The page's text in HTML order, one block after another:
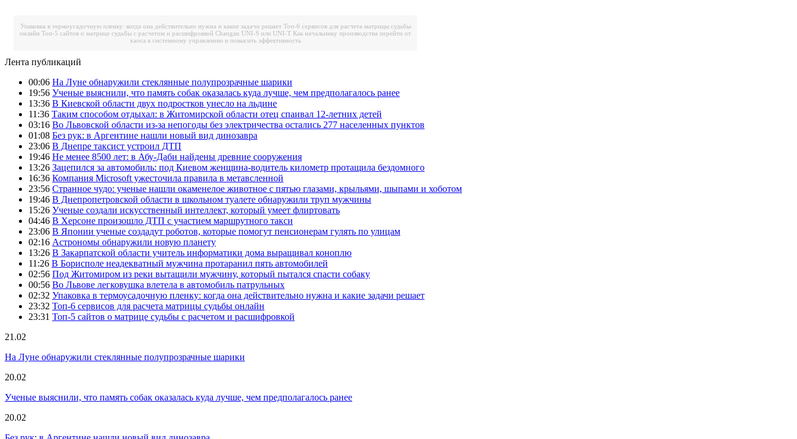
Упаковка в термоусадочную пленку: когда она действительно нужна и какие задачи решает Топ-6 сервисов для расчета матрицы судьбы
онлайн Топ-5 сайтов о матрице судьбы с расчетом и расшифровкой Changan UNI-S или UNI-T Как начальнику производства перейти от
хаоса к системному управлению и повысить эффективность
Лента публикаций
00:06 На Луне обнаружили стеклянные полупрозрачные шарики
19:56 Ученые выяснили, что память собак оказалась куда лучше, чем предполагалось ранее
13:36 В Киевской области двух подростков унесло на льдине
11:36 Таким способом отдыхал: в Житомирской области отец спаивал 12-летних детей
03:16 Во Львовской области из-за непогоды без электричества остались 277 населенных пунктов
01:08 Без рук: в Аргентине нашли новый вид динозавра
23:06 В Днепре таксист устроил ДТП
19:46 Не менее 8500 лет: в Абу-Даби найдены древние сооружения
13:26 Зацепился за автомобиль: под Киевом женщина-водитель километр протащила бездомного
16:36 Компания Microsoft ужесточила правила в метавсленной
23:56 Странное чудо: ученые нашли окаменелое животное с пятью глазами, крыльями, шыпами и хоботом
19:46 В Днепропетровской области в школьном туалете обнаружили труп мужчины
15:26 Ученые создали искусственный интеллект, который умеет флиртовать
04:46 В Херсоне произошло ДТП с участием маршрутного такси
23:06 В Японии ученые создадут роботов, которые помогут пенсионерам гулять по улицам
02:16 Астрономы обнаружили новую планету
13:26 В Закарпатской области учитель информатики дома выращивал коноплю
11:26 В Борисполе неадекватный мужчина протаранил пять автомобилей
02:56 Под Житомиром из реки вытащили мужчину, который пытался спасти собаку
00:56 Во Львове легковушка влетела в автомобиль патрульных
02:32 Упаковка в термоусадочную пленку: когда она действительно нужна и какие задачи решает
23:32 Топ-6 сервисов для расчета матрицы судьбы онлайн
23:31 Топ-5 сайтов о матрице судьбы с расчетом и расшифровкой
21.02
На Луне обнаружили стеклянные полупрозрачные шарики
20.02
Ученые выяснили, что память собак оказалась куда лучше, чем предполагалось ранее
20.02